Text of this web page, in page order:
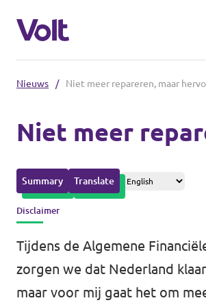
Volt Amsterdam
Volt Arnhem
Volt Delft
Afdelingen in de
Standpunten
Over Volt
Mensen
Nieuws
Nieuws / Niet meer repareren, maar
Niet meer
Summary Translate
Disclaimer
Tijdens de Algemene
zorgen we dat Nederland
maar voor mij gaat het om